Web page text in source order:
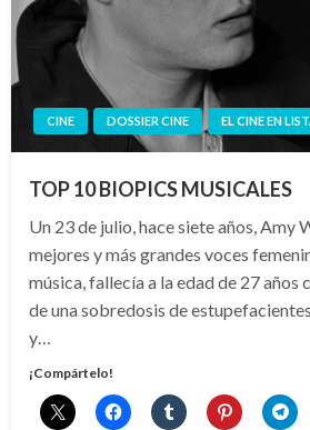
CINE DOSSIER CINE EL CINE EN
TOP 10 BIOPICS MUSICALES
Un 23 de julio, hace siete años, Amy
mejores y más grandes voces
música, fallecía a la edad de 27 años
de una sobredosis de
y…
¡Compártelo!